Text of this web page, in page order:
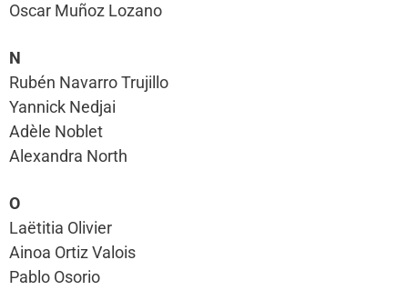
Oscar Muñoz Lozano
N
Rubén Navarro Trujillo
Yannick Nedjai
Adèle Noblet
Alexandra North
O
Laëtitia Olivier
Ainoa Ortiz Valois
Pablo Osorio